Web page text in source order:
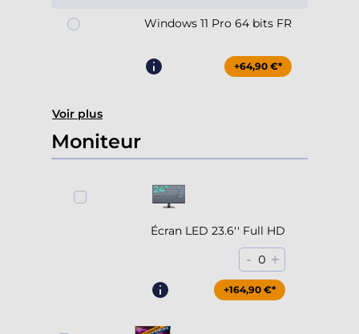
Windows 11 Pro 64 bits FR
+64,90 €*
Voir plus
Moniteur
Écran LED 23.6'' Full HD
- 0 +
+164,90 €*